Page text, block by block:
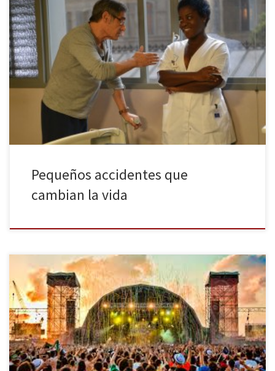
La nueva película del director francés Jean Becker, Unos días para
recordar, llegará a los cines de España el próximo 31 de Julio. Se
trata de una reflexión sobre lo que significa estar vivo y sobre qué
es lo más importante. Pierre (Gérard Lanvin) queda convaleciente
en el hospital después […]
Pequeños accidentes que
cambian la vida
Se aproximan las fechas más multitudinarias de todo el año en la
Playa de Burriana con el festival de música Arenal Sound. El Arenal
Sound es un festival de música independiente, indie y electrónica.
Se lleva a cabo en la Playa El Arenal, en la población de Burriana
(Castellón, Comunidad Valenciana). El […]